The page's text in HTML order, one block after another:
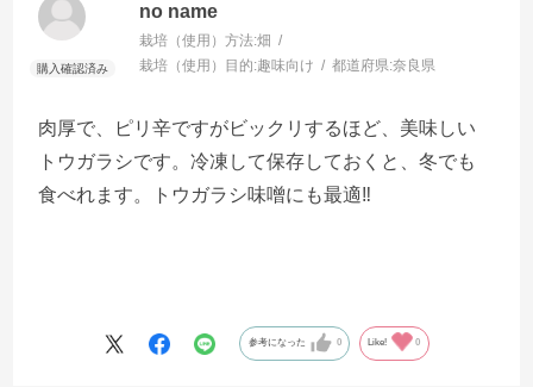
no name
栽培（使用）方法:畑
栽培（使用）目的:趣味向け 都道府県:奈良県
肉厚で、ピリ辛ですがビックリするほど、美味しい
トウガラシです。冷凍して保存しておくと、冬でも
食べれます。トウガラシ味噌にも最適‼️
参考になった 0 Like! 0